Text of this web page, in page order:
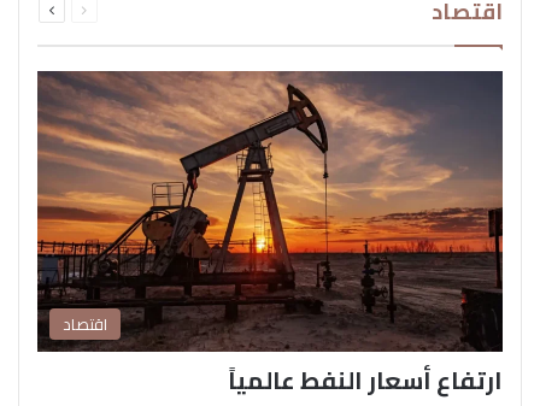
اقتصاد الصفحةالصفحة
اقتصاد
ارتفاع أسعار النفط عالمياً